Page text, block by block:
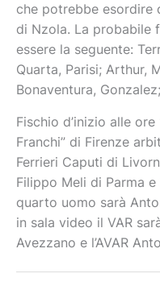
che potrebbe esordire
di Nzola. La probabile
essere la seguente:
Quarta, Parisi; Arthur,
Bonaventura,
Fischio d’inizio alle
Franchi” di Firenze
Ferrieri Caputi di
Filippo Meli di Parma
quarto uomo sarà
in sala video il VAR
Avezzano e l’AVAR